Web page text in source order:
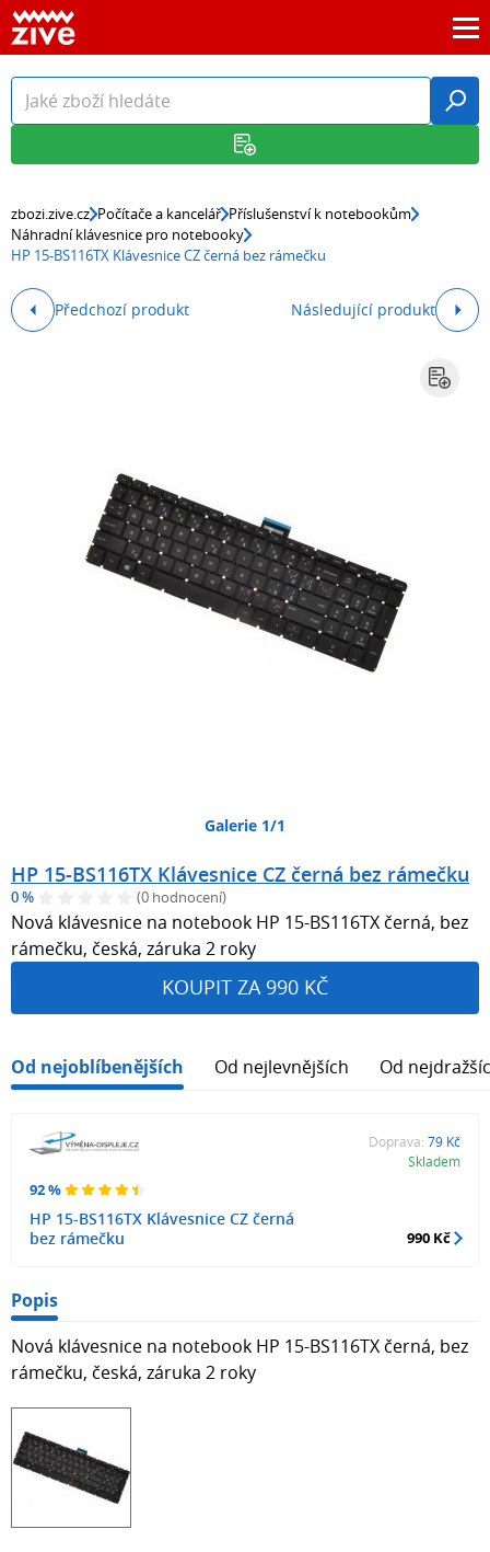
zbozi.zive.cz Počítače a kancelář Příslušenství k notebookům
Náhradní klávesnice pro notebooky
HP 15-BS116TX Klávesnice CZ černá bez rámečku
Předchozí produkt Následující produkt
Galerie 1/1
HP 15-BS116TX Klávesnice CZ černá bez rámečku
0 % (0 hodnocení)
Nová klávesnice na notebook HP 15-BS116TX černá, bez
rámečku, česká, záruka 2 roky
KOUPIT ZA 990 KČ
Od nejoblíbenějších Od nejlevnějších Od
92 %
HP 15-BS116TX Klávesnice CZ černá
bez rámečku
Doprava: 79 Kč
Skladem
990 Kč
Popis
Nová klávesnice na notebook HP 15-BS116TX černá, bez
rámečku, česká, záruka 2 roky